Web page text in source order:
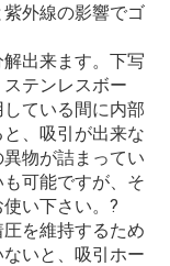
外線の影響でゴ
出来ます。下写
テンレスボー
ている間に内部
と、吸引が出来な
物が詰まってい
可能ですが、そ
い下さい。?
を維持するため
いと、吸引ホー